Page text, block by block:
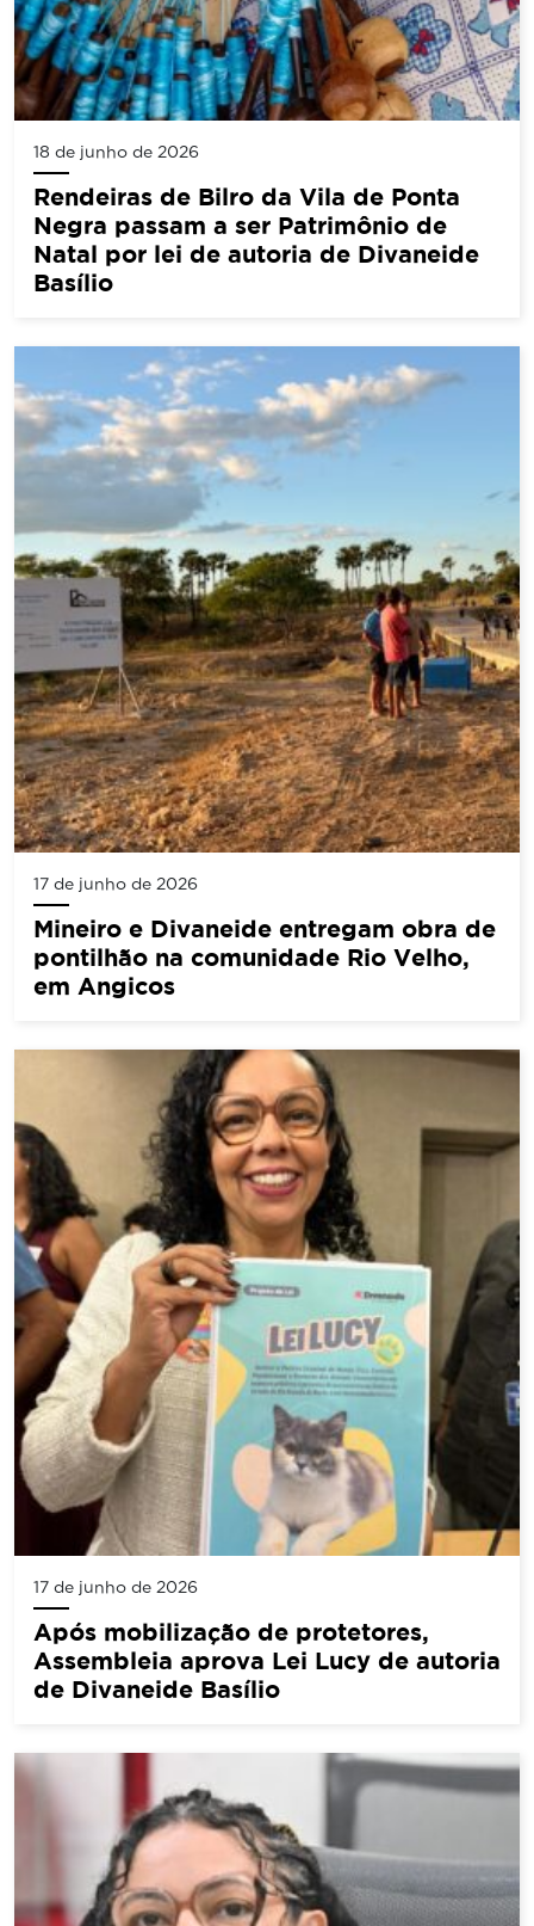
18 de junho de 2026
Rendeiras de Bilro da Vila de Ponta
Negra passam a ser Patrimônio de
Natal por lei de autoria de Divaneide
Basílio
17 de junho de 2026
Mineiro e Divaneide entregam obra de
pontilhão na comunidade Rio Velho,
em Angicos
17 de junho de 2026
Após mobilização de protetores,
Assembleia aprova Lei Lucy de autoria
de Divaneide Basílio